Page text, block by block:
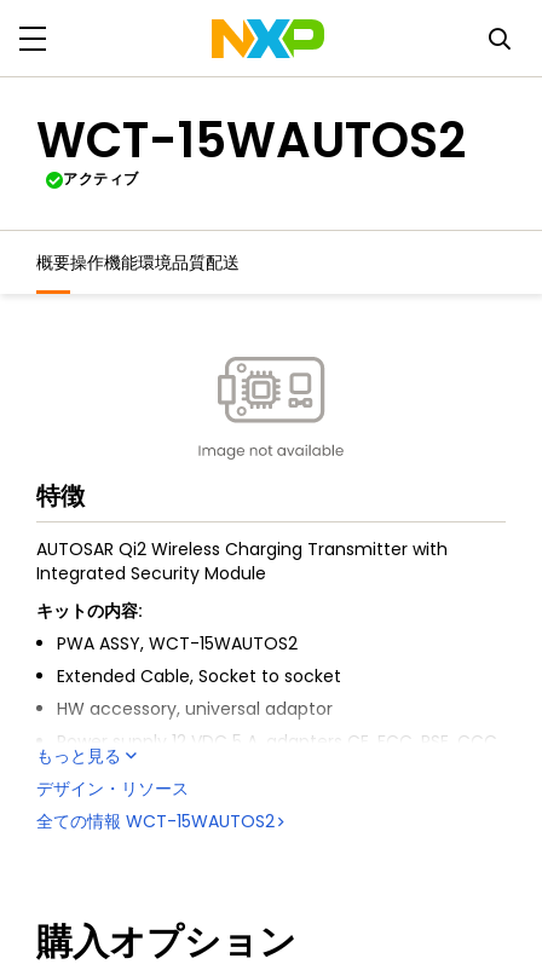
WCT-15WAUTOS2
アクティブ
概要操作機能環境品質配送
特徴
AUTOSAR Qi2 Wireless Charging Transmitter with
Integrated Security Module
キットの内容:
PWA ASSY, WCT-15WAUTOS2
Extended Cable, Socket to socket
HW accessory, universal adaptor
Power supply 12 VDC 5 A, adapters CE, FCC, PSE, CCC,
UL, VI approved
もっと見る
デザイン・リソース
全ての情報 WCT-15WAUTOS2
購入オプション